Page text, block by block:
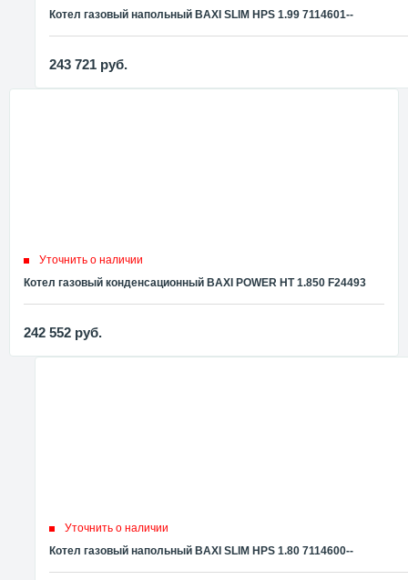
Котел газовый напольный BAXI SLIM HPS 1.99 7114601--
243 721 руб.
Уточнить о наличии
Котел газовый конденсационный BAXI POWER HT 1.850 F24493
242 552 руб.
Уточнить о наличии
Котел газовый напольный BAXI SLIM HPS 1.80 7114600--